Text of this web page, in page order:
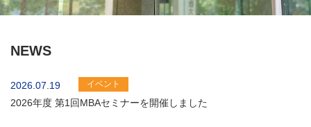
NEWS
2026.07.19 イベント
2026年度 第1回MBAセミナーを開催しました